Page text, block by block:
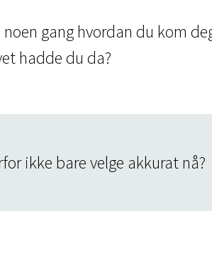
gang hvordan du kom
hadde du da?
ikke bare velge akkurat nå?